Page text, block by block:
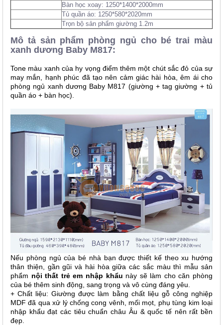
Bàn học xoay: 1250*1400*2000mm
Tủ quần áo: 1250*580*2020mm
Trọn bộ sản phẩm giường 1.2m
Mô tả sản phẩm phòng ngủ cho bé trai màu
xanh dương Baby M817:
Tone màu xanh của hy vọng điểm thêm một chút sắc đỏ của sự
may mắn, hạnh phúc đã tạo nên cảm giác hài hòa, êm ái cho
phòng ngủ xanh dương Baby M817 (giường + tag giường + tủ
quần áo + bàn học).
Nếu phòng ngủ của bé nhà bạn được thiết kế theo xu hướng
thân thiện, gần gũi và hài hòa giữa các sắc màu thì mẫu sản
phẩm nội thất trẻ em nhập khẩu này sẽ làm cho căn phòng
của bé thêm sinh động, sang trọng và vô cùng đáng yêu.
+ Chất liệu: Giường được làm bằng chất liệu gỗ công nghiệp
MDF đã qua xử lý chống cong vênh, mối mọt, phụ tùng kim loại
nhập khẩu đạt các tiêu chuẩn châu Âu & quốc tế nên rất bền
đẹp.